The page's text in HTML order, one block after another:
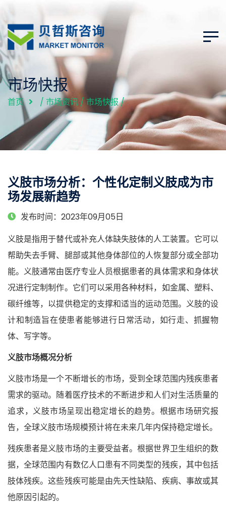
市场快报
首页 / 市场资讯/市场快报/
义肢市场分析：个性化定制义肢成为市
场发展新趋势
发布时间：2023年09月05日
义肢是指用于替代或补充人体缺失肢体的人工装置。它可以
帮助失去手臂、腿部或其他身体部位的人恢复部分或全部功
能。义肢通常由医疗专业人员根据患者的具体需求和身体状
况进行定制制作。它们可以采用各种材料，如金属、塑料、
碳纤维等，以提供稳定的支撑和适当的运动范围。义肢的设
计和制造旨在使患者能够进行日常活动，如行走、抓握物
体、写字等。
义肢市场概况分析
义肢市场是一个不断增长的市场，受到全球范围内残疾患者
需求的驱动。随着医疗技术的不断进步和人们对生活质量的
追求，义肢市场呈现出稳定增长的趋势。根据市场研究报
告，全球义肢市场规模预计将在未来几年内保持稳定增长。
残疾患者是义肢市场的主要受益者。根据世界卫生组织的数
据，全球范围内有数亿人口患有不同类型的残疾，其中包括
肢体残疾。这些残疾可能是由先天性缺陷、疾病、事故或其
他原因引起的。